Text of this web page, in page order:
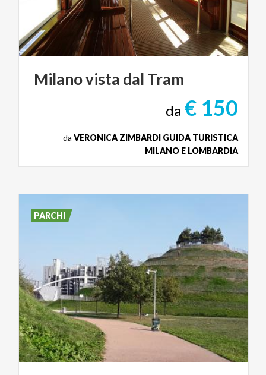
Milanovista dal Tram
da € 150
da VERONICA ZIMBARDI GUIDA TURISTICA
MILANO E LOMBARDIA
PARCHI